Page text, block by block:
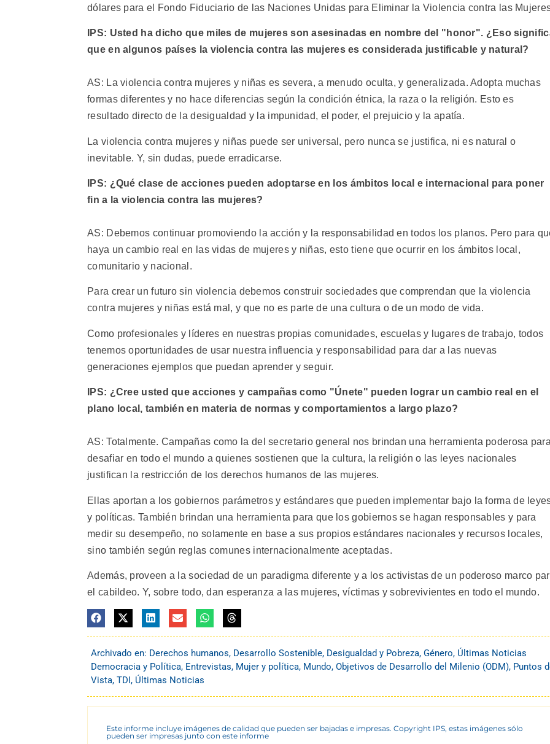
dólares para el Fondo Fiduciario de las Naciones Unidas para Eliminar la Violencia contra las
IPS: Usted ha dicho que miles de mujeres son asesinadas en nombre del "honor". ¿Eso
que en algunos países la violencia contra las mujeres es considerada justificable y natural?
AS: La violencia contra mujeres y niñas es severa, a menudo oculta, y generalizada. Adopta muchas
formas diferentes y no hace diferencias según la condición étnica, la raza o la religión. Esto es
resultado directo de la desigualdad y la impunidad, el poder, el prejuicio y la apatía.
La violencia contra mujeres y niñas puede ser universal, pero nunca se justifica, ni es natural o
inevitable. Y, sin dudas, puede erradicarse.
IPS: ¿Qué clase de acciones pueden adoptarse en los ámbitos local e internacional para poner
fin a la violencia contra las mujeres?
AS: Debemos continuar promoviendo la acción y la responsabilidad en todos los planos. Pero para
haya un cambio real en las vidas de mujeres y niñas, esto tiene que ocurrir en los ámbitos local,
comunitario y nacional.
Para crear un futuro sin violencia debemos construir sociedades que comprendan que la violencia
contra mujeres y niñas está mal, y que no es parte de una cultura o de un modo de vida.
Como profesionales y líderes en nuestras propias comunidades, escuelas y lugares de trabajo, todos
tenemos oportunidades de usar nuestra influencia y responsabilidad para dar a las nuevas
generaciones ejemplos que puedan aprender y seguir.
IPS: ¿Cree usted que acciones y campañas como "Únete" pueden lograr un cambio real en el
plano local, también en materia de normas y comportamientos a largo plazo?
AS: Totalmente. Campañas como la del secretario general nos brindan una herramienta poderosa
desafiar en todo el mundo a quienes sostienen que la cultura, la religión o las leyes nacionales
justifican la restricción de los derechos humanos de las mujeres.
Ellas aportan a los gobiernos parámetros y estándares que pueden implementar bajo la forma de
y políticas. También brindan una herramienta para que los gobiernos se hagan responsables y para
medir su desempeño, no solamente en base a sus propios estándares nacionales y recursos locales,
sino también según reglas comunes internacionalmente aceptadas.
Además, proveen a la sociedad de un paradigma diferente y a los activistas de un poderoso marco
el cabildeo. Y, sobre todo, dan esperanza a las mujeres, víctimas y sobrevivientes en todo el mundo.
Archivado en: Derechos humanos, Desarrollo Sostenible, Desigualdad y Pobreza, Género, Últimas Noticias
Democracia y Política, Entrevistas, Mujer y política, Mundo, Objetivos de Desarrollo del Milenio (ODM), Puntos
Vista, TDI, Últimas Noticias
Este informe incluye imágenes de calidad que pueden ser bajadas e impresas. Copyright IPS, estas imágenes sólo
pueden ser impresas junto con este informe